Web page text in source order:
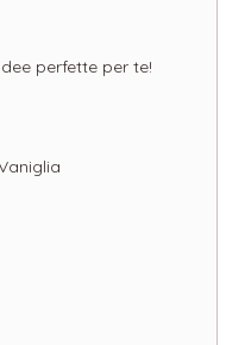
perfette per te!